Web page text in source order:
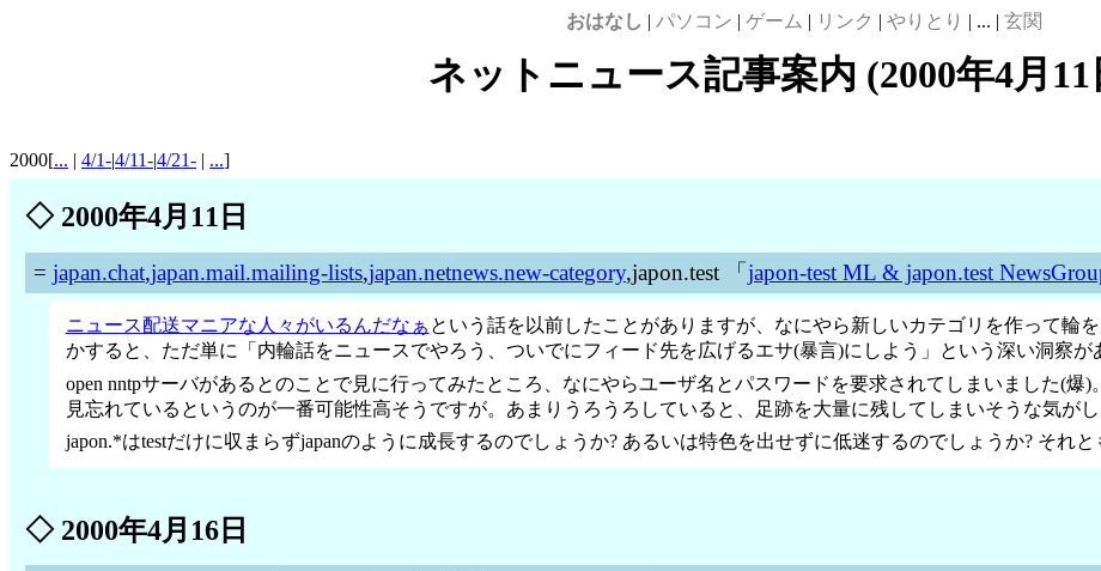
おはなし | パソコン | ゲーム | リンク | やりとり | ... | 玄関
ネットニュース記事案内 (2000年4月11
2000[... | 4/1-|4/11-|4/21- | ...]
◇2000年4月11日
= japan.chat,japan.mail.mailing-lists,japan.netnews.new-category,japon.test 「japon-test ML & japon.test
ニュース配送マニアな人々がいるんだなぁ という話を以前したことがありますが、なにやら新しいカテゴリを作って輪
かすると、ただ単に「内輪話をニュースでやろう、ついでにフィード先を広げるエサ(暴言)にしよう」という深い洞察が
open nntpサーバがあるとのことで見に行ってみたところ、なにやらユーザ名とパスワードを要求されてしまいました(爆
見忘れているというのが一番可能性高そうですが。あまりうろうろしていると、足跡を大量に残してしまいそうな気がし
japon.*はtestだけに収まらずjapanのように成長するのでしょうか? あるいは特色を出せずに低迷するのでしょうか? それ
◇2000年4月16日